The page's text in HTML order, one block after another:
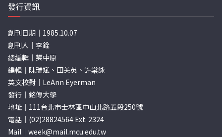
發行資訊
創刊日期｜1985.10.07
創刊人｜李銓
總編輯｜樊中原
編輯｜陳瑞斌、田美英、許棠詠
英文校對｜LeAnn Eyerman
發行｜銘傳大學
地址｜111台北市士林區中山北路五段250號
電話｜(02)28824564 Ext. 2324
Mail｜ week@mail.mcu.edu.tw